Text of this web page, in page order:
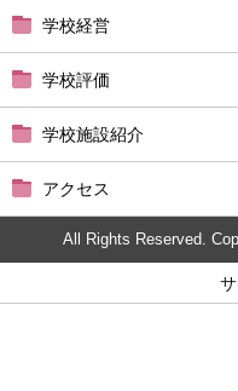
学校経営
学校評価
学校施設紹介
アクセス
All Rights Reserved.